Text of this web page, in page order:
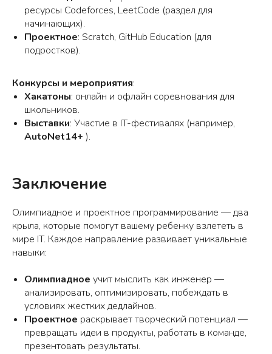
ресурсы Codeforces, LeetCode (раздел для
начинающих).
Проектное: Scratch, GitHub Education (для
подростков).
Конкурсы и мероприятия:
Хакатоны: онлайн и офлайн соревнования для
школьников.
Выставки: Участие в IT-фестивалях (например,
AutoNet14+ ).
Заключение
Олимпиадное и проектное программирование — два
крыла, которые помогут вашему ребенку взлететь в
мире IT. Каждое направление развивает уникальные
навыки:
Олимпиадное учит мыслить как инженер —
анализировать, оптимизировать, побеждать в
условиях жестких дедлайнов.
Проектное раскрывает творческий потенциал —
превращать идеи в продукты, работать в команде,
презентовать результаты.